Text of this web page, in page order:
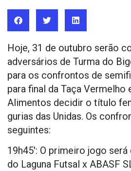
Hoje, 31 de outubro serão
adversários de Turma do
para os confrontos de
para final da Taça Vermelho
Alimentos decidir o título
gurias das Unidas. Os
seguintes:
19h45′: O primeiro jogo
do Laguna Futsal x ABASF